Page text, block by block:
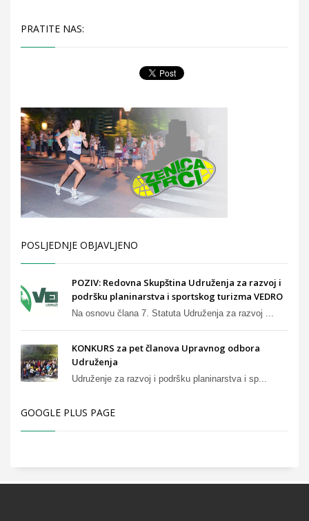
PRATITE NAS:
POSLJEDNJE OBJAVLJENO
POZIV: Redovna Skupština Udruženja za razvoj i
podršku planinarstva i sportskog turizma VEDRO
Na osnovu člana 7. Statuta Udruženja za razvoj ...
KONKURS za pet članova Upravnog odbora
Udruženja
Udruženje za razvoj i podršku planinarstva i sp...
GOOGLE PLUS PAGE